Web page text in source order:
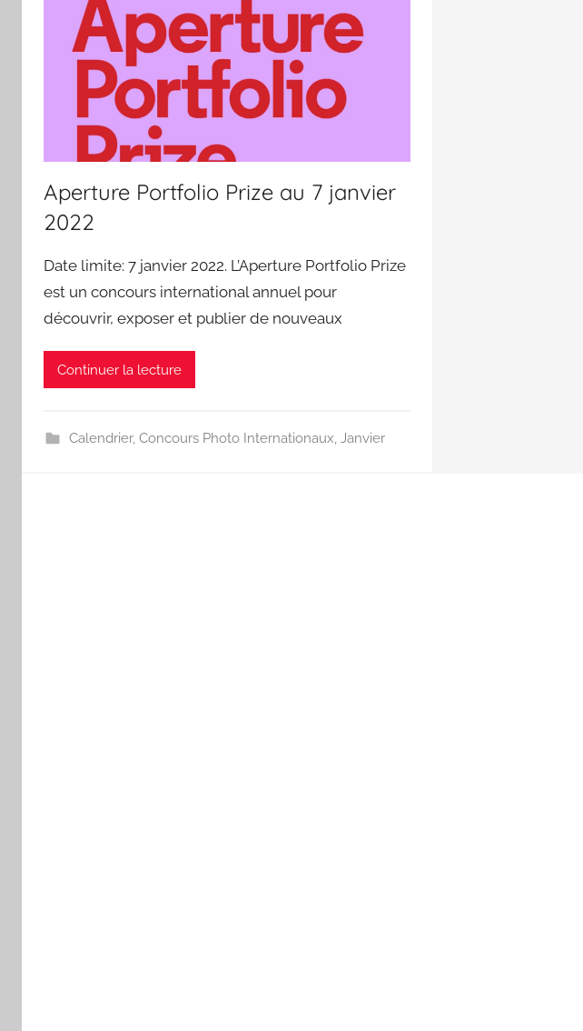
Aperture Portfolio Prize au 7 janvier
2022
Date limite: 7 janvier 2022. L’Aperture Portfolio Prize
est un concours international annuel pour
découvrir, exposer et publier de nouveaux
Continuer la lecture
Calendrier, Concours Photo Internationaux, Janvier